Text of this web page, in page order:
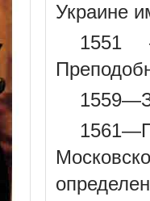
Украине
1551